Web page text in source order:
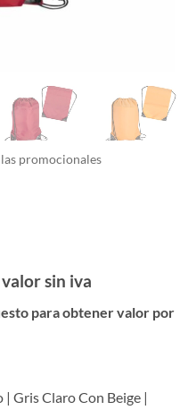
promocionales
valor sin iva
para obtener valor por
Gris Claro Con Beige |